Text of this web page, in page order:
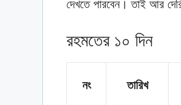
দেখতে পারবেন। তাই আর
রহমতের ১০ দিন
নং তারিখ